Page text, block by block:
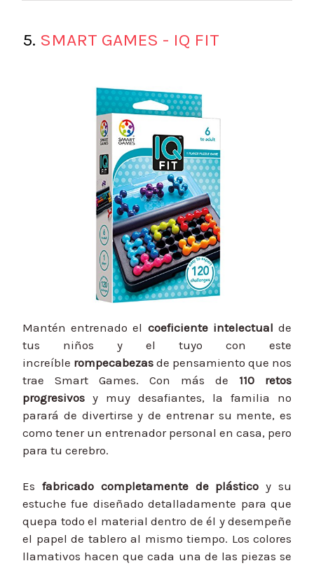
5. SMART GAMES - IQ FIT
Mantén entrenado el coeficiente intelectual de
tus niños y el tuyo con este
increíble rompecabezas de pensamiento que nos
trae Smart Games. Con más de 110 retos
progresivos y muy desafiantes, la familia no
parará de divertirse y de entrenar su mente, es
como tener un entrenador personal en casa, pero
para tu cerebro.
Es fabricado completamente de plástico y su
estuche fue diseñado detalladamente para que
quepa todo el material dentro de él y desempeñe
el papel de tablero al mismo tiempo. Los colores
llamativos hacen que cada una de las piezas se